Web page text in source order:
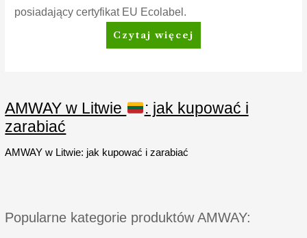
posiadający certyfikat EU Ecolabel.
SA8™
Premium
Czytaj więcej
AMWAY w Litwie
: jak kupować i
zarabiać
AMWAY w Litwie: jak kupować i zarabiać
Popularne kategorie produktów AMWAY: